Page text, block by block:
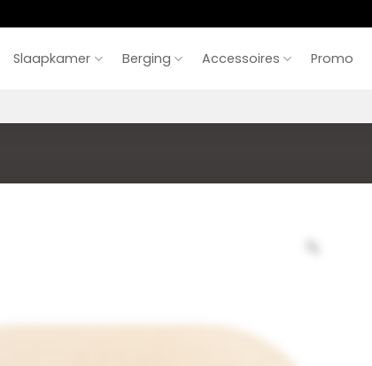
Slaapkamer Berging Accessoires Promo